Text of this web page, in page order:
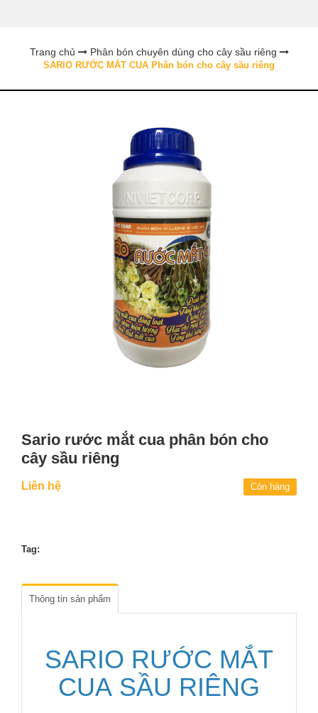
Trang chủ Phân bón chuyên dùng cho cây sầu riêng
SARIO RƯỚC MẮT CUA Phân bón cho cây sầu riêng
Sario rước mắt cua phân bón cho
cây sầu riêng
Liên hệ Còn hàng
Tag:
Thông tin sản phẩm
SARIO RƯỚC MẮT
CUA SẦU RIÊNG